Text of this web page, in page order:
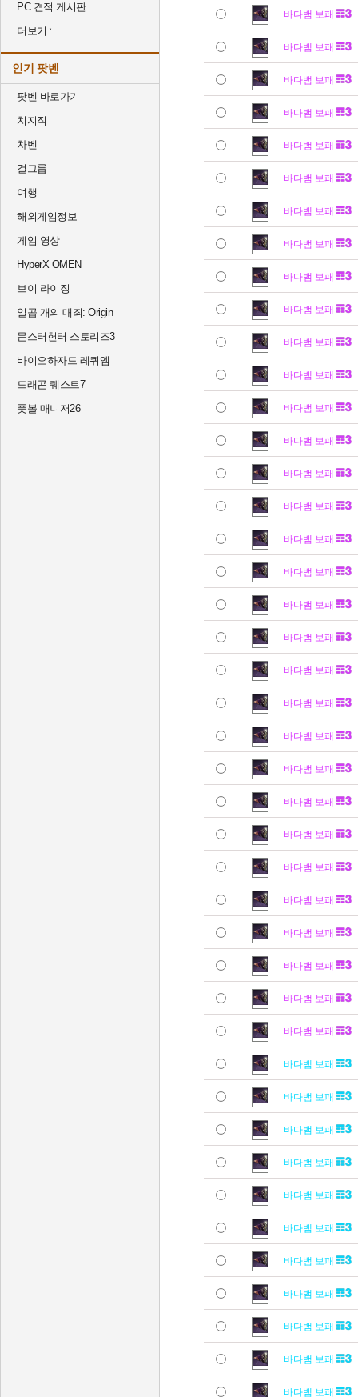
PC 견적 게시판
더보기
인기 팟벤
팟벤 바로가기
치지직
차벤
걸그룹
여행
해외게임정보
게임 영상
HyperX OMEN
브이 라이징
일곱 개의 대죄: Origin
몬스터헌터 스토리즈3
바이오하자드 레퀴엠
드래곤 퀘스트7
풋볼 매니저26
바다뱀 보패
바다뱀 보패
바다뱀 보패
바다뱀 보패
바다뱀 보패
바다뱀 보패
바다뱀 보패
바다뱀 보패
바다뱀 보패
바다뱀 보패
바다뱀 보패
바다뱀 보패
바다뱀 보패
바다뱀 보패
바다뱀 보패
바다뱀 보패
바다뱀 보패
바다뱀 보패
바다뱀 보패
바다뱀 보패
바다뱀 보패
바다뱀 보패
바다뱀 보패
바다뱀 보패
바다뱀 보패
바다뱀 보패
바다뱀 보패
바다뱀 보패
바다뱀 보패
바다뱀 보패
바다뱀 보패
바다뱀 보패
바다뱀 보패
바다뱀 보패
바다뱀 보패
바다뱀 보패
바다뱀 보패
바다뱀 보패
바다뱀 보패
바다뱀 보패
바다뱀 보패
바다뱀 보패
바다뱀 보패